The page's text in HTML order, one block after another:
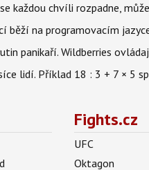
každou chvíli rozpadne,
běží na programovacím
panikaří. Wildberries
lidí. Příklad 18 : 3 + 7 × 5
Fights.cz
UFC
Oktagon